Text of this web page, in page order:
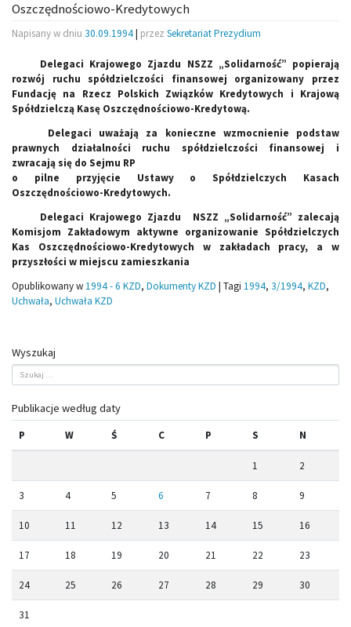
Oszczędnościowo-Kredytowych
Napisany w dniu 30.09.1994| przez Sekretariat Prezydium
Delegaci Krajowego Zjazdu NSZZ „Solidarność” popierają
rozwój ruchu spółdzielczości finansowej organizowany przez
Fundację na Rzecz Polskich Związków Kredytowych i Krajową
Spółdzielczą Kasę Oszczędnościowo-Kredytową.
Delegaci uważają za konieczne wzmocnienie podstaw
prawnych działalności ruchu spółdzielczości finansowej i
zwracają się do Sejmu RP
o pilne przyjęcie Ustawy o Spółdzielczych Kasach
Oszczędnościowo-Kredytowych.
Delegaci Krajowego Zjazdu NSZZ „Solidarność” zalecają
Komisjom Zakładowym aktywne organizowanie Spółdzielczych
Kas Oszczędnościowo-Kredytowych w zakładach pracy, a w
przyszłości w miejscu zamieszkania
Opublikowany w 1994 - 6 KZD, Dokumenty KZD | Tagi 1994, 3/1994, KZD,
Uchwała, Uchwała KZD
Wyszukaj
Publikacje według daty
P W Ś C P S N
1 2
3 4 5 6 7 8 9
10 11 12 13 14 15 16
17 18 19 20 21 22 23
24 25 26 27 28 29 30
31